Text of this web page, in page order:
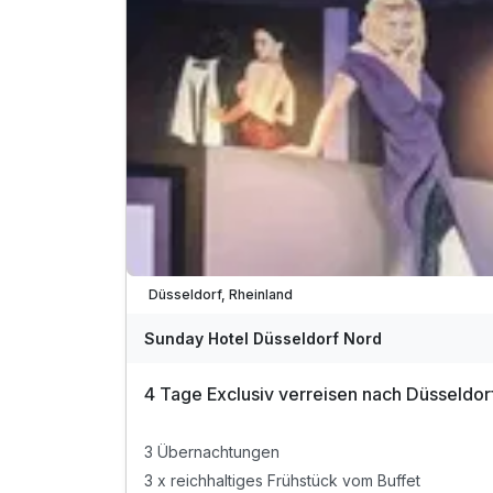
Viele Termine frei
inkl. romantische Zeit in unserem Hotelkino
inkl. Fahrt mit d. Selketalbahn -Kurtaxenleistung
inkl. Entspannung in unserer Sauna
Nutzung des öffentl. Nahverkehrs im Harzkreis
inkl. W-LAN
Düsseldorf, Rheinland
Sunday Hotel Düsseldorf Nord
4 Tage Exclusiv verreisen nach
3 Übernachtungen
3 x reichhaltiges Frühstück vom Buffet